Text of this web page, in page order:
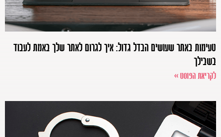
טעימות באתר שעושים הבדל גדול: איך לגרום לאתר שלך באמת לעבוד
בשבילך
לקריאת הפוסט >>